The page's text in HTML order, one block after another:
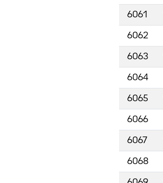
6061
6062
6063
6064
6065
6066
6067
6068